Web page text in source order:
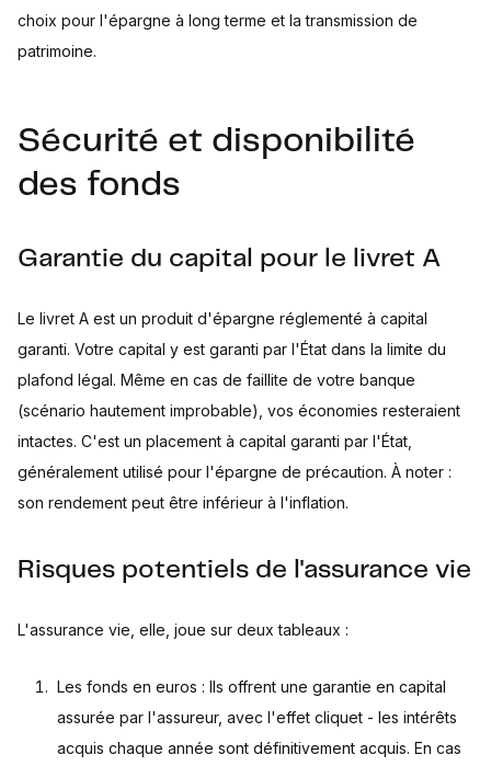
choix pour l'épargne à long terme et la transmission de
patrimoine.
Sécurité et disponibilité
des fonds
Garantie du capital pour le livret A
Le livret A est un produit d'épargne réglementé à capital
garanti. Votre capital y est garanti par l'État dans la limite du
plafond légal. Même en cas de faillite de votre banque
(scénario hautement improbable), vos économies resteraient
intactes. C'est un placement à capital garanti par l'État,
généralement utilisé pour l'épargne de précaution. À noter :
son rendement peut être inférieur à l'inflation.
Risques potentiels de l'assurance vie
L'assurance vie, elle, joue sur deux tableaux :
Les fonds en euros : Ils offrent une garantie en capital
assurée par l'assureur, avec l'effet cliquet - les intérêts
acquis chaque année sont définitivement acquis. En cas